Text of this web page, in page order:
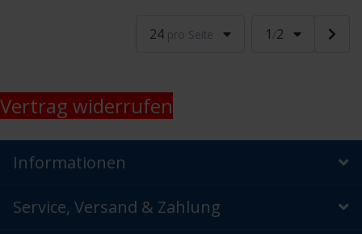
24 pro Seite 1 /2
Vertrag widerrufen
Informationen
Service, Versand & Zahlung